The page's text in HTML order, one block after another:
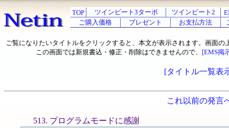
TOP ツインビート3ターボ ツインビート2
ご購入価格
プレゼント お支払方法
ご覧になりたいタイトルをクリックすると、本文が表示されます。画面の
この画面では新規書込・修正・削除はできませんので、 [EMS掲
[タイトル一覧表
これ以前の発言
513. プログラムモードに感謝